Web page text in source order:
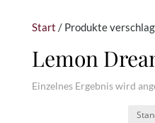
Start / Produkte
Lemon
Einzelnes Ergebnis wird